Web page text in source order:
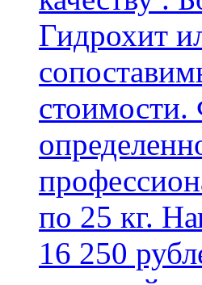
Гидрохит
стоимости.
по 25 кг.
16 250